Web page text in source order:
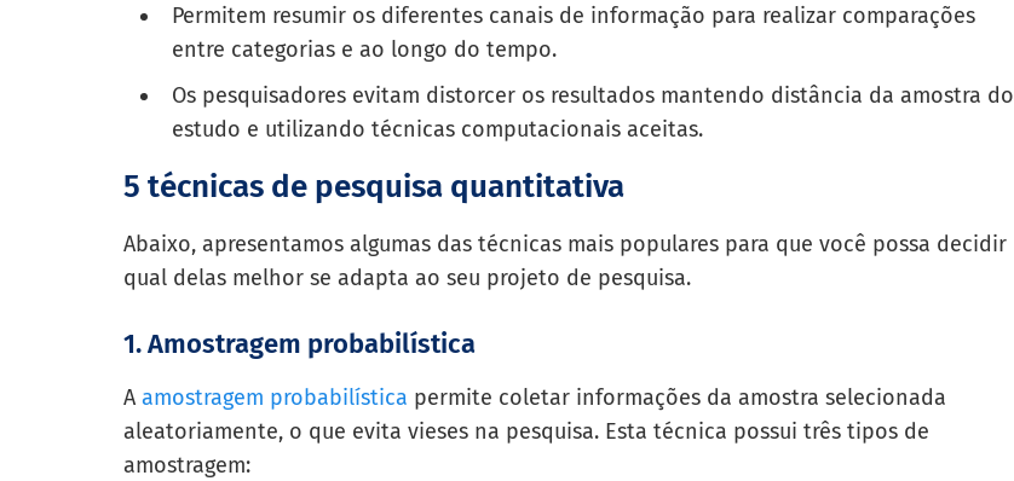
Permitem resumir os diferentes canais de informação para realizar comparações
entre categorias e ao longo do tempo.
Os pesquisadores evitam distorcer os resultados mantendo distância da amostra do
estudo e utilizando técnicas computacionais aceitas.
5 técnicas de pesquisa quantitativa
Abaixo, apresentamos algumas das técnicas mais populares para que você possa decidir
qual delas melhor se adapta ao seu projeto de pesquisa.
1. Amostragem probabilística
A amostragem probabilística permite coletar informações da amostra selecionada
aleatoriamente, o que evita vieses na pesquisa. Esta técnica possui três tipos de
amostragem: